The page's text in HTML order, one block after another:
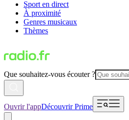
Sport en direct
À proximité
Genres musicaux
Thèmes
Que souhaitez-vous écouter ?
Ouvrir l'appDécouvrir Prime